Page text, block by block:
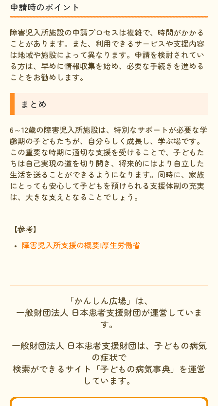
申請時のポイント
障害児入所施設の申請プロセスは複雑で、時間がかかる
ことがあります。また、利用できるサービスや支援内容
は地域や施設によって異なります。申請を検討されてい
る方は、早めに情報収集を始め、必要な手続きを進める
ことをお勧めします。
まとめ
6～12歳の障害児入所施設は、特別なサポートが必要な学
齢期の子どもたちが、自分らしく成長し、学ぶ場です。
この重要な時期に適切な支援を受けることで、子どもた
ちは自己実現の道を切り開き、将来的にはより自立した
生活を送ることができるようになります。同時に、家族
にとっても安心して子どもを預けられる支援体制の充実
は、大きな支えとなることでしょう。
【参考】
障害児入所支援の概要|厚生労働省
「かんしん広場」は、
一般財団法人 日本患者支援財団が運営していま
す。
一般財団法人 日本患者支援財団は、子どもの病気
の症状で
検索ができるサイト「子どもの病気事典」を運営
しています。